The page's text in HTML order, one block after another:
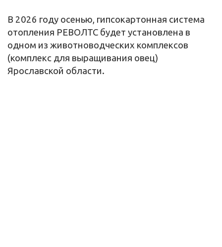
В 2026 году осенью, гипсокартонная система
отопления РЕВОЛТС будет установлена в
одном из животноводческих комплексов
(комплекс для выращивания овец)
Ярославской области.